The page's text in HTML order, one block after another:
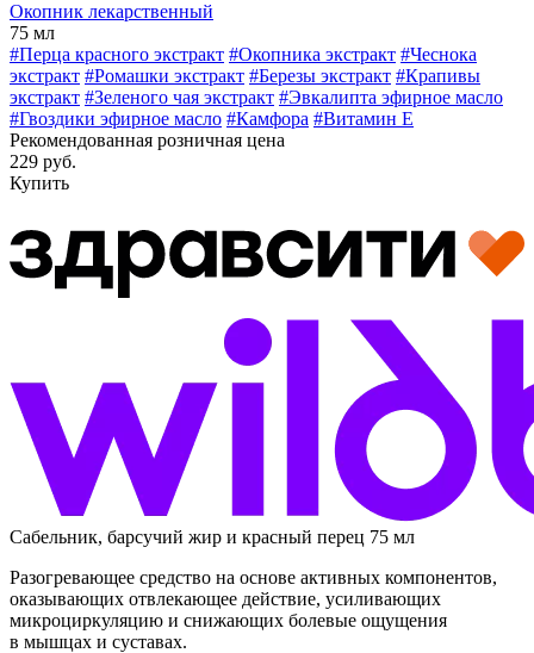
Окопник лекарственный
75 мл
#Перца красного экстракт #Окопника экстракт #Чеснока
экстракт #Ромашки экстракт #Березы экстракт #Крапивы
экстракт #Зеленого чая экстракт #Эвкалипта эфирное масло
#Гвоздики эфирное масло #Камфора #Витамин E
Рекомендованная розничная цена
229 руб.
Купить
Сабельник, барсучий жир и красный перец 75 мл
Разогревающее средство на основе активных компонентов,
оказывающих отвлекающее действие, усиливающих
микроциркуляцию и снижающих болевые ощущения
в мышцах и суставах.